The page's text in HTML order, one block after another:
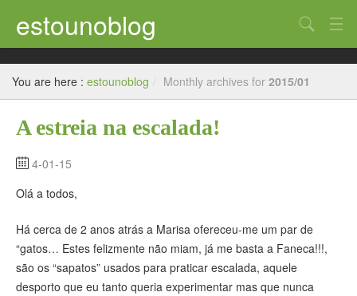
estounoblog
Uncategorized
Bélgica
França – Paris
Suiça – Genève
Brasil
América do Sul
Search
You are here : estounoblog / Monthly archives for 2015/01
A estreia na escalada!
4-01-15
Olá a todos,
Há cerca de 2 anos atrás a Marisa ofereceu-me um par de
“gatos… Estes felizmente não miam, já me basta a Faneca!!!,
são os “sapatos” usados para praticar escalada, aquele
desporto que eu tanto queria experimentar mas que nunca